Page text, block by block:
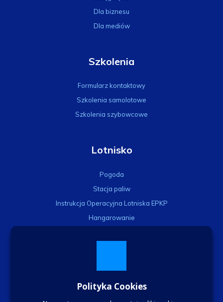
Dla biznesu
Dla mediów
Szkolenia
Formularz kontaktowy
Szkolenia samolotowe
Szkolenia szybowcowe
Lotnisko
Pogoda
Stacja paliw
Instrukcja Operacyjna Lotniska EPKP
Hangarowanie
Sekcje
Polityka Cookies